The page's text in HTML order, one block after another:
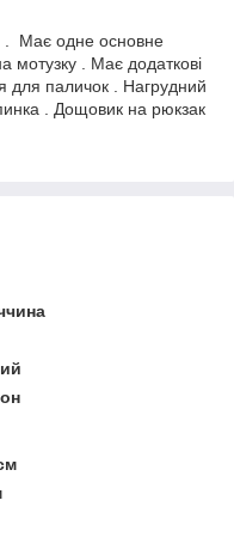
. Має одне основне
мотузку . Має додаткові
для паличок . Нагрудний
. Дощовик на рюкзак